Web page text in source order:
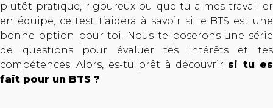
plutôt pratique, rigoureux ou que tu aimes travailler
en équipe, ce test t’aidera à savoir si le BTS est une
bonne option pour toi. Nous te poserons une série
de questions pour évaluer tes intérêts et tes
compétences. Alors, es-tu prêt à découvrir si tu es
fait pour un BTS ?